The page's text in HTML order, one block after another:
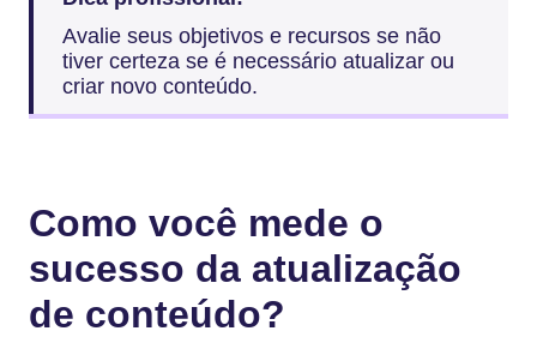
Avalie seus objetivos e recursos se não
tiver certeza se é necessário atualizar ou
criar novo conteúdo.
Como você mede o
sucesso da atualização
de conteúdo?